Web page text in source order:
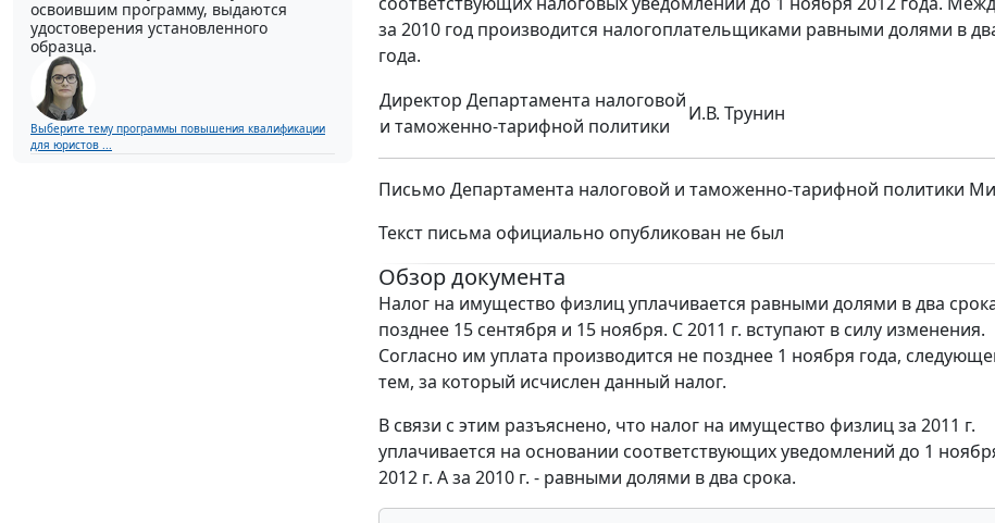
освоившим программу, выдаются
удостоверения установленного
образца.
Выберите тему программы повышения квалификации
для юристов ...
за 2010 год производится налогоплательщиками равными долями в
года.
Директор Департамента налоговой
и таможенно-тарифной политики
И.В. Трунин
Письмо Департамента налоговой и таможенно-тарифной политики
Текст письма официально опубликован не был
Обзор документа
Налог на имущество физлиц уплачивается равными долями в два
позднее 15 сентября и 15 ноября. С 2011 г. вступают в силу изменения.
Согласно им уплата производится не позднее 1 ноября года,
тем, за который исчислен данный налог.
В связи с этим разъяснено, что налог на имущество физлиц за 2011 г.
уплачивается на основании соответствующих уведомлений до 1
2012 г. А за 2010 г. - равными долями в два срока.